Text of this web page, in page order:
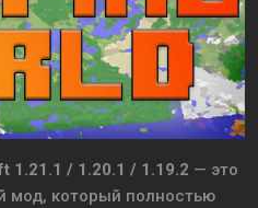
1.21.1 / 1.20.1 / 1.19.2 — это
мод, который полностью